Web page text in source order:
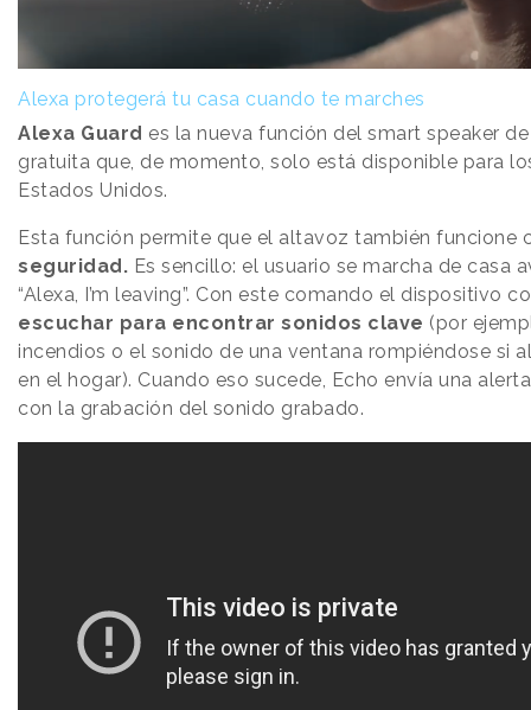
Alexa protegerá tu casa cuando te marches
Alexa Guard es la nueva función del smart speaker
gratuita que, de momento, solo está disponible para
Estados Unidos.
Esta función permite que el altavoz también funcione
seguridad. Es sencillo: el usuario se marcha de casa
“Alexa, I’m leaving”. Con este comando el dispositivo
escuchar para encontrar sonidos clave (por
incendios o el sonido de una ventana rompiéndose si
en el hogar). Cuando eso sucede, Echo envía una
con la grabación del sonido grabado.